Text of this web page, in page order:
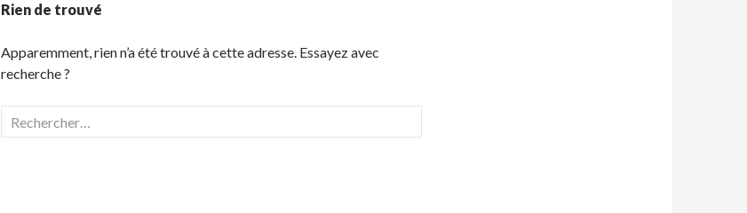
Rien de trouvé
Apparemment, rien n’a été trouvé à cette adresse. Essayez avec
recherche ?
Rechercher :